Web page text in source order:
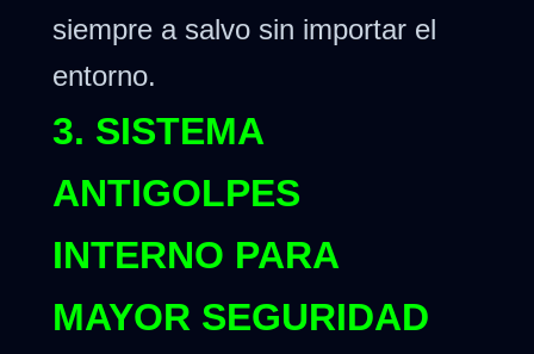
siempre a salvo sin importar el
entorno.
3. SISTEMA
ANTIGOLPES
INTERNO PARA
MAYOR SEGURIDAD